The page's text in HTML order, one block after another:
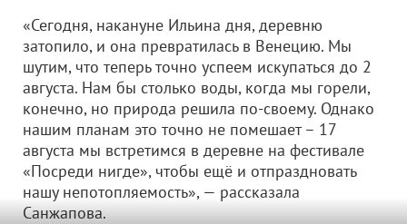
«Сегодня, накануне Ильина дня, деревню
затопило, и она превратилась в Венецию. Мы
шутим, что теперь точно успеем искупаться до 2
августа. Нам бы столько воды, когда мы горели,
конечно, но природа решила по-своему. Однако
нашим планам это точно не помешает – 17
августа мы встретимся в деревне на фестивале
«Посреди нигде», чтобы ещё и отпраздновать
нашу непотопляемость», — рассказала
Санжапова.